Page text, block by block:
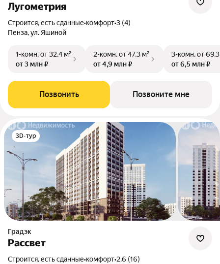
Лугометрия
Строится, есть сданные•комфорт•3 (4)
Пенза, ул. Яшиной
1-комн.от 32,4 м²
от 3 млн ₽
2-комн.от 47,3 м²
от 4,9 млн ₽
3-комн.от
от 6,5 млн ₽
Позвонить Позвоните мне
3D-тур
Градэк
Рассвет
Строится, есть сданные•комфорт•2.6 (16)